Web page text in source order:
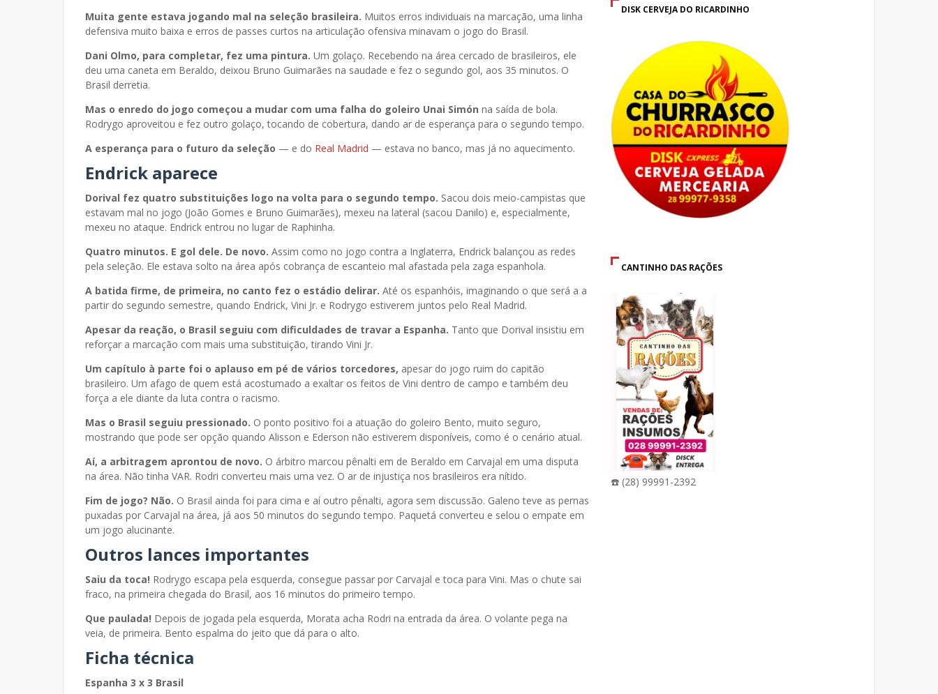
Muita gente estava jogando mal na seleção brasileira. Muitos erros individuais na marcação, uma linha
defensiva muito baixa e erros de passes curtos na articulação ofensiva minavam o jogo do Brasil.
Dani Olmo, para completar, fez uma pintura. Um golaço. Recebendo na área cercado de brasileiros, ele
deu uma caneta em Beraldo, deixou Bruno Guimarães na saudade e fez o segundo gol, aos 35 minutos. O
Brasil derretia.
Mas o enredo do jogo começou a mudar com uma falha do goleiro Unai Simón na saída de bola.
Rodrygo aproveitou e fez outro golaço, tocando de cobertura, dando ar de esperança para o segundo tempo.
A esperança para o futuro da seleção — e do Real Madrid — estava no banco, mas já no aquecimento.
Endrick aparece
Dorival fez quatro substituições logo na volta para o segundo tempo. Sacou dois meio-campistas que
estavam mal no jogo (João Gomes e Bruno Guimarães), mexeu na lateral (sacou Danilo) e, especialmente,
mexeu no ataque. Endrick entrou no lugar de Raphinha.
Quatro minutos. E gol dele. De novo. Assim como no jogo contra a Inglaterra, Endrick balançou as redes
pela seleção. Ele estava solto na área após cobrança de escanteio mal afastada pela zaga espanhola.
A batida firme, de primeira, no canto fez o estádio delirar. Até os espanhóis, imaginando o que será a a
partir do segundo semestre, quando Endrick, Vini Jr. e Rodrygo estiverem juntos pelo Real Madrid.
Apesar da reação, o Brasil seguiu com dificuldades de travar a Espanha. Tanto que Dorival insistiu em
reforçar a marcação com mais uma substituição, tirando Vini Jr.
Um capítulo à parte foi o aplauso em pé de vários torcedores, apesar do jogo ruim do capitão
brasileiro. Um afago de quem está acostumado a exaltar os feitos de Vini dentro de campo e também deu
força a ele diante da luta contra o racismo.
Mas o Brasil seguiu pressionado. O ponto positivo foi a atuação do goleiro Bento, muito seguro,
mostrando que pode ser opção quando Alisson e Ederson não estiverem disponíveis, como é o cenário atual.
Aí, a arbitragem aprontou de novo. O árbitro marcou pênalti em de Beraldo em Carvajal em uma disputa
na área. Não tinha VAR. Rodri converteu mais uma vez. O ar de injustiça nos brasileiros era nítido.
Fim de jogo? Não. O Brasil ainda foi para cima e aí outro pênalti, agora sem discussão. Galeno teve as pernas
puxadas por Carvajal na área, já aos 50 minutos do segundo tempo. Paquetá converteu e selou o empate em
um jogo alucinante.
Outros lances importantes
Saiu da toca! Rodrygo escapa pela esquerda, consegue passar por Carvajal e toca para Vini. Mas o chute sai
fraco, na primeira chegada do Brasil, aos 16 minutos do primeiro tempo.
Que paulada! Depois de jogada pela esquerda, Morata acha Rodri na entrada da área. O volante pega na
veia, de primeira. Bento espalma do jeito que dá para o alto.
Ficha técnica
Espanha 3 x 3 Brasil
DISK CERVEJA DO RICARDINHO
CANTINHO DAS RAÇÕES
☎️ (28) 99991-2392